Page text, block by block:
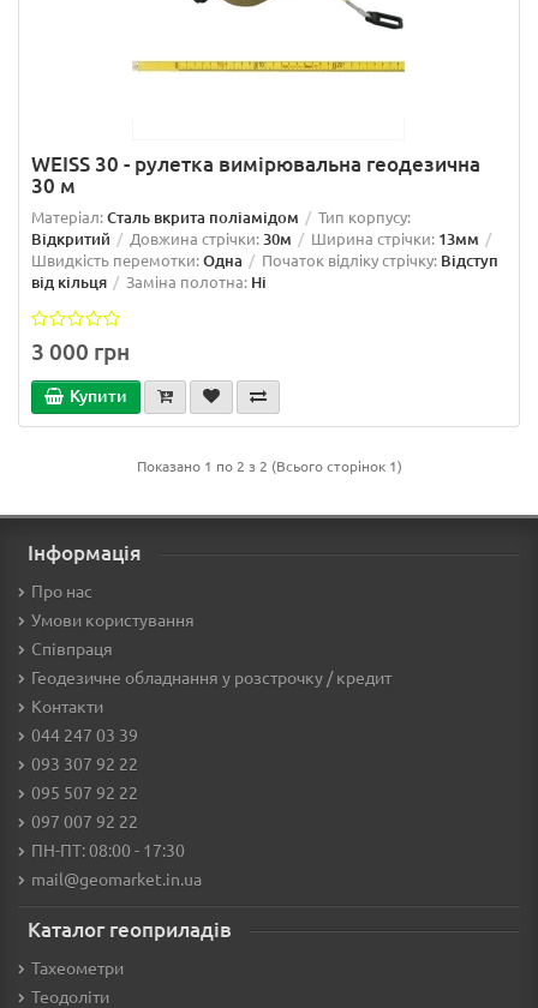
WEISS 30 - рулетка вимірювальна геодезична
30 м
Матеріал:Сталь вкрита поліамідом Тип корпусу:
Відкритий Довжина стрічки:30м Ширина стрічки: 13мм
Швидкість перемотки:Одна Початок відліку стрічку: Відступ
від кільця
Заміна полотна: Ні
3 000 грн
Купити
Показано 1 по 2 з 2 (Всього сторінок 1)
Інформація
Про нас
Умови користування
Співпраця
Геодезичне обладнання у розстрочку / кредит
Контакти
044 247 03 39
093 307 92 22
095 507 92 22
097 007 92 22
ПН-ПТ: 08:00 - 17:30
mail@geomarket.in.ua
Каталог геоприладів
Тахеометри
Теодоліти